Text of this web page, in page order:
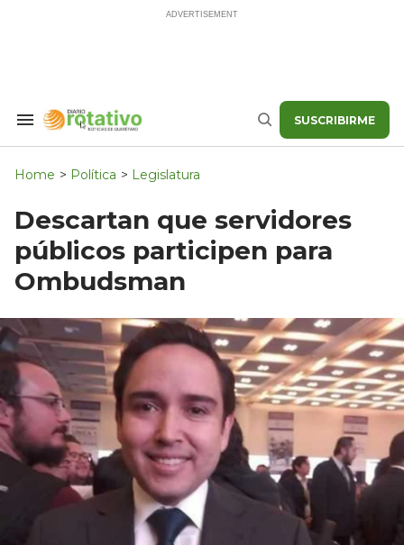
Search
Navigation
Buscar SUSCRIBIRME
Home > Política > Legislatura
Descartan que servidores
públicos participen para
Ombudsman